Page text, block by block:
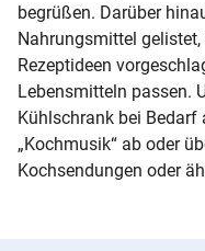
begrüßen. Darüber
Nahrungsmittel
Rezeptideen
Lebensmitteln passen.
Kühlschrank bei Bedarf
„Kochmusik“ ab oder
Kochsendungen oder